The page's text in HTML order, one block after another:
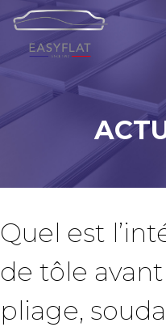
Quel est
de tôle
pliage,